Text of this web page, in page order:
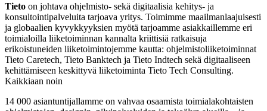
Tieto on johtava ohjelmisto- sekä digitaalisia kehitys- ja
konsultointipalveluita tarjoava yritys. Toimimme maailmanlaajuisesti
ja globaalien kyvykkyyksien myötä tarjoamme asiakkaillemme eri
toimialoilla liiketoiminnan kannalta kriittisiä ratkaisuja
erikoistuneiden liiketoimintojemme kautta: ohjelmistoliiketoiminnat
Tieto Caretech, Tieto Banktech ja Tieto Indtech sekä digitaaliseen
kehittämiseen keskittyvä liiketoiminta Tieto Tech Consulting.
Kaikkiaan noin
14 000 asiantuntijallamme on vahvaa osaamista toimialakohtaisten